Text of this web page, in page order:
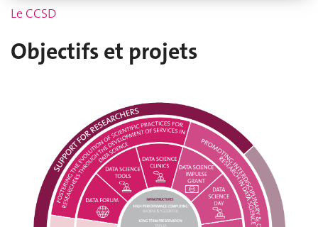
Le CCSD
Objectifs et projets